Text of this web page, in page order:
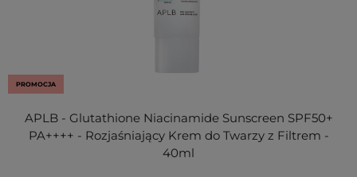
PROMOCJA
APLB - Glutathione Niacinamide Sunscreen SPF50+
PA++++ - Rozjaśniający Krem do Twarzy z Filtrem -
40ml